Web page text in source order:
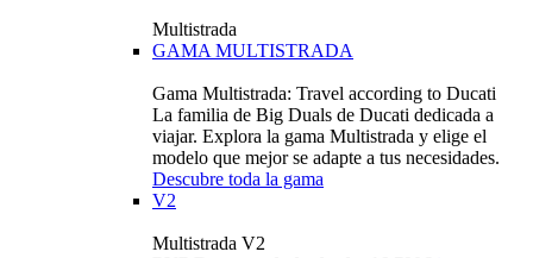
Multistrada
GAMA MULTISTRADA
Gama Multistrada: Travel according to Ducati
La familia de Big Duals de Ducati dedicada a
viajar. Explora la gama Multistrada y elige el
modelo que mejor se adapte a tus necesidades.
Descubre toda la gama
V2
Multistrada V2